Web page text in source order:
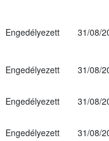
Engedélyezett 31/08/
Engedélyezett 31/08/
Engedélyezett
31/08/
Engedélyezett 31/08/